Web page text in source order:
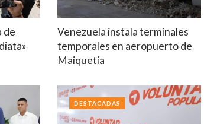
de
Venezuela instala terminales
temporales en aeropuerto de
Maiquetía
DESTACADAS